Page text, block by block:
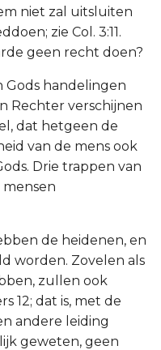
niet zal uitsluiten
zie Col. 3:11.
geen recht doen?
Gods handelingen
Rechter verschijnen
dat hetgeen de
van de mens ook
Drie trappen van
mensen
de heidenen, en
worden. Zovelen als
zullen ook
12; dat is, met de
andere leiding
geweten, geen